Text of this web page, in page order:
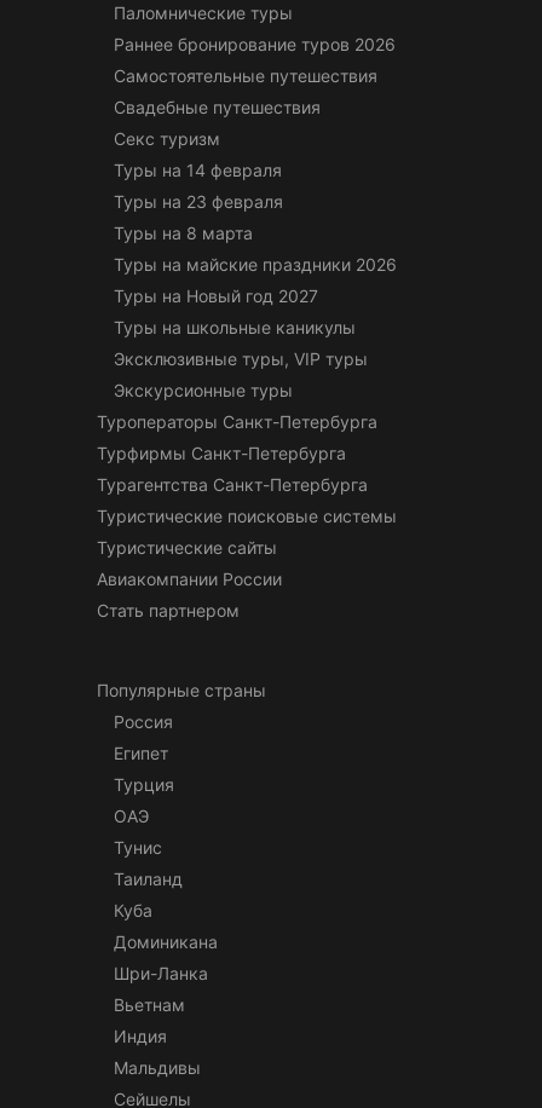
Паломнические туры
Раннее бронирование туров 2026
Самостоятельные путешествия
Свадебные путешествия
Секс туризм
Туры на 14 февраля
Туры на 23 февраля
Туры на 8 марта
Туры на майские праздники 2026
Туры на Новый год 2027
Туры на школьные каникулы
Эксклюзивные туры, VIP туры
Экскурсионные туры
Туроператоры Санкт-Петербурга
Турфирмы Санкт-Петербурга
Турагентства Санкт-Петербурга
Туристические поисковые системы
Туристические сайты
Авиакомпании России
Стать партнером
Популярные страны
Россия
Египет
Турция
ОАЭ
Тунис
Таиланд
Куба
Доминикана
Шри-Ланка
Вьетнам
Индия
Мальдивы
Сейшелы